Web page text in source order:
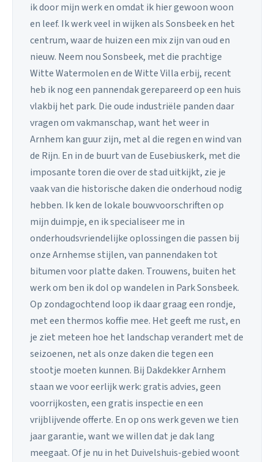
ik door mijn werk en omdat ik hier gewoon woon
en leef. Ik werk veel in wijken als Sonsbeek en het
centrum, waar de huizen een mix zijn van oud en
nieuw. Neem nou Sonsbeek, met die prachtige
Witte Watermolen en de Witte Villa erbij, recent
heb ik nog een pannendak gerepareerd op een huis
vlakbij het park. Die oude industriële panden daar
vragen om vakmanschap, want het weer in
Arnhem kan guur zijn, met al die regen en wind van
de Rijn. En in de buurt van de Eusebiuskerk, met die
imposante toren die over de stad uitkijkt, zie je
vaak van die historische daken die onderhoud nodig
hebben. Ik ken de lokale bouwvoorschriften op
mijn duimpje, en ik specialiseer me in
onderhoudsvriendelijke oplossingen die passen bij
onze Arnhemse stijlen, van pannendaken tot
bitumen voor platte daken. Trouwens, buiten het
werk om ben ik dol op wandelen in Park Sonsbeek.
Op zondagochtend loop ik daar graag een rondje,
met een thermos koffie mee. Het geeft me rust, en
je ziet meteen hoe het landschap verandert met de
seizoenen, net als onze daken die tegen een
stootje moeten kunnen. Bij Dakdekker Arnhem
staan we voor eerlijk werk: gratis advies, geen
voorrijkosten, een gratis inspectie en een
vrijblijvende offerte. En op ons werk geven we tien
jaar garantie, want we willen dat je dak lang
meegaat. Of je nu in het Duivelshuis-gebied woont